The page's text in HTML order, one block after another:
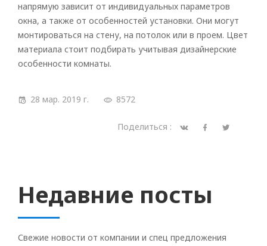
напрямую зависит от индивидуальных параметров
окна, а также от особенностей установки. Они могут
монтироваться на стену, на потолок или в проем. Цвет
материала стоит подбирать учитывая дизайнерские
особенности комнаты.
28 мар. 2019 г. 8572
Поделиться :
Недавние посты
Свежие новости от компании и спец предложения